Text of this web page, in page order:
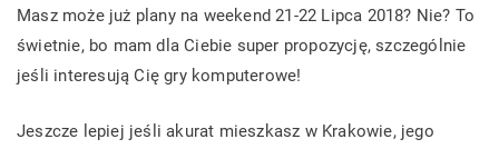
Masz może już plany na weekend 21-22 Lipca 2018? Nie? To
świetnie, bo mam dla Ciebie super propozycję, szczególnie
jeśli interesują Cię gry komputerowe!
Jeszcze lepiej jeśli akurat mieszkasz w Krakowie, jego